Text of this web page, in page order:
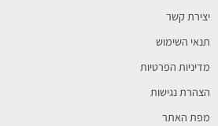
יצירת קשר
תנאי השימוש
מדיניות הפרטיות
הצהרת נגישות
מפת האתר